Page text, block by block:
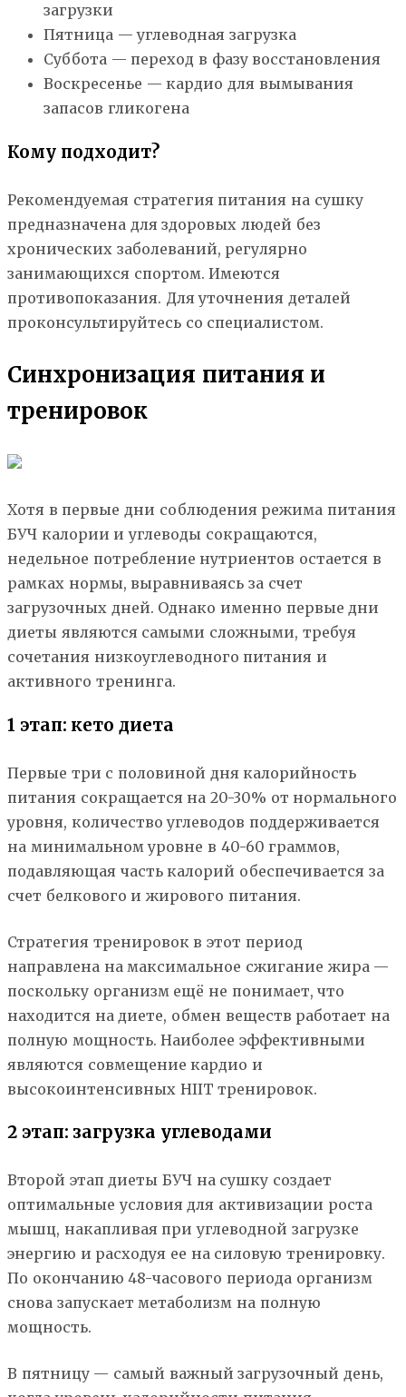
загрузки
Пятница — углеводная загрузка
Суббота — переход в фазу восстановления
Воскресенье — кардио для вымывания
запасов гликогена
Кому подходит?
Рекомендуемая стратегия питания на сушку
предназначена для здоровых людей без
хронических заболеваний, регулярно
занимающихся спортом. Имеются
противопоказания. Для уточнения деталей
проконсультируйтесь со специалистом.
Синхронизация питания и
тренировок
Хотя в первые дни соблюдения режима питания
БУЧ калории и углеводы сокращаются,
недельное потребление нутриентов остается в
рамках нормы, выравниваясь за счет
загрузочных дней. Однако именно первые дни
диеты являются самыми сложными, требуя
сочетания низкоуглеводного питания и
активного тренинга.
1 этап: кето диета
Первые три с половиной дня калорийность
питания сокращается на 20-30% от нормального
уровня, количество углеводов поддерживается
на минимальном уровне в 40-60 граммов,
подавляющая часть калорий обеспечивается за
счет белкового и жирового питания.
Стратегия тренировок в этот период
направлена на максимальное сжигание жира —
поскольку организм ещё не понимает, что
находится на диете, обмен веществ работает на
полную мощность. Наиболее эффективными
являются совмещение кардио и
высокоинтенсивных HIIT тренировок.
2 этап: загрузка углеводами
Второй этап диеты БУЧ на сушку создает
оптимальные условия для активизации роста
мышц, накапливая при углеводной загрузке
энергию и расходуя ее на силовую тренировку.
По окончанию 48-часового периода организм
снова запускает метаболизм на полную
мощность.
В пятницу — самый важный загрузочный день,